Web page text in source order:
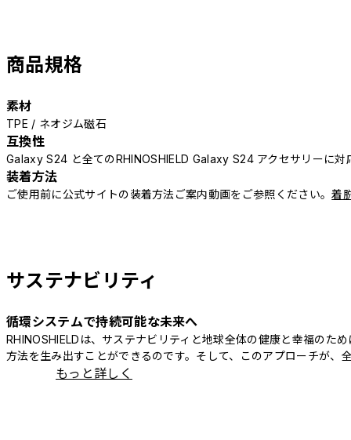
商品規格
素材
TPE / ネオジム磁石
互換性
Galaxy S24 と全てのRHINOSHIELD Galaxy S24 アクセサリーに対
装着方法
ご使用前に公式サイトの装着方法ご案内動画をご参照ください。着
サステナビリティ
循環システムで持続可能な未来へ
RHINOSHIELDは、サステナビリティと地球全体の健康と幸福のた
方法を生み出すことができるのです。そして、このアプローチが
もっと詳しく